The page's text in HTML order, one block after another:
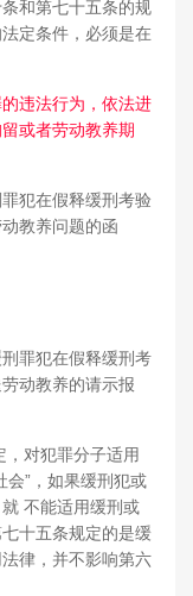
和第七十五条的规
定条件，必须是在
违法行为，依法进
或者劳动教养期
犯在假释缓刑考验
教养问题的函
罪犯在假释缓刑考
动教养的请示报
对犯罪分子适用
会”，如果缓刑犯或
不能适用缓刑或
十五条规定的是缓
律，并不影响第六